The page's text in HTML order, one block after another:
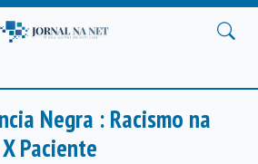
Negra : Racismo na
Paciente